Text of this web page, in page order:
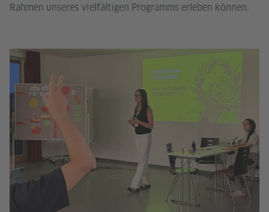
Rahmen unseres vielfältigen Programms erleben können.